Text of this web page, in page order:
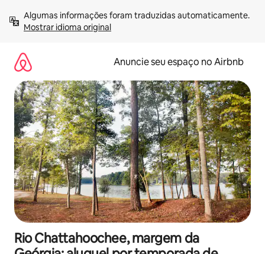
para
Mostrar idioma original
Anuncie seu espaço no Airbnb
Rio Chattahoochee, margem da